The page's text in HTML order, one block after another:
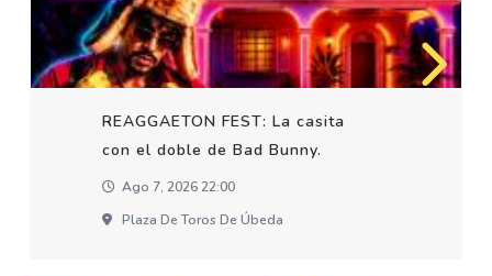
REAGGAETON FEST: La casita
con el doble de Bad Bunny.
Ago 7, 2026 22:00
Plaza De Toros De Úbeda